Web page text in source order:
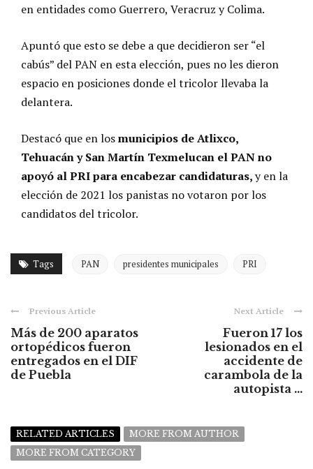
en entidades como Guerrero, Veracruz y Colima.
Apuntó que esto se debe a que decidieron ser “el
cabús” del PAN en esta elección, pues no les dieron
espacio en posiciones donde el tricolor llevaba la
delantera.
Destacó que en losmunicipios de Atlixco,
Tehuacán y San Martín Texmelucan el PAN no
apoyó al PRI para encabezar candidaturas,y en la
elección de 2021 los panistas no votaron por los
candidatos del tricolor.
Tags PAN presidentes municipales PRI
Previous Article
Más de 200 aparatos
ortopédicos fueron
entregados en el DIF
de Puebla
Next Article
Fueron 17 los
lesionados en el
accidente de
carambola de la
autopista ...
RELATED ARTICLES
MORE FROM AUTHOR
MORE FROM CATEGORY